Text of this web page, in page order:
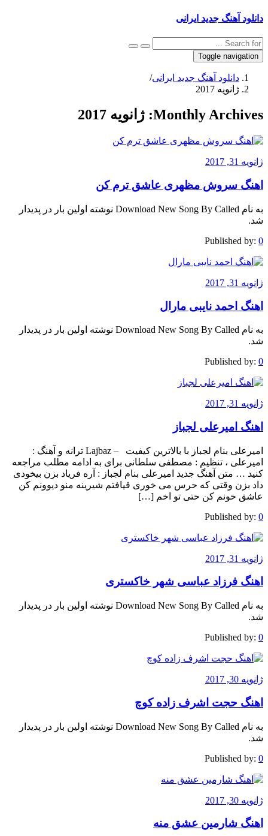
دانلود آهنگ جدید ایرانی
Toggle navigation
دانلود آهنگ جدید ایرانی/
ژانویه 2017
Monthly Archives: ژانویه 2017
ژانویه 31, 2017
اهنگ سروش مظهری عاشق ترم کن
به نام Download New Song By Called نوشته اولین بار در پدیدار
شد.
Published by: 0
ژانویه 31, 2017
اهنگ احمد نایبی مارال
به نام Download New Song By Called نوشته اولین بار در پدیدار
شد.
Published by: 0
ژانویه 31, 2017
اهنگ امیرعلی لجباز
امیرعلی بنام لجباز با بالاترین کیفیت – Lajbaz ترانه و آهنگ :
امیرعلی ، تنظیم : مصطفی سلطانی برای به ادامه مطلب مراجعه
کنید … متن آهنگ جدید امیرعلی بنام لجباز : آره فریاد بزن بیخودی
داد بزن وقتی که حرس می خوری قیافتم شیرینه منو دیوونم کن
عاشق خونم کن حتی تو اخم […]
Published by: 0
ژانویه 31, 2017
اهنگ فرزاد عباسی شهر خاکستری
به نام Download New Song By Called نوشته اولین بار در پدیدار
شد.
Published by: 0
ژانویه 30, 2017
اهنگ حجت اشرف زاده کوچ
به نام Download New Song By Called نوشته اولین بار در پدیدار
شد.
Published by: 0
ژانویه 30, 2017
اهنگ شارمین عشق منه